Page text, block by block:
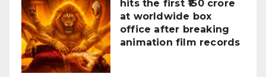
hits the first ₹150 crore
at worldwide box
office after breaking
animation film records